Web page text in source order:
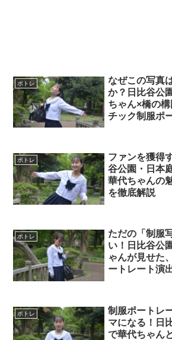
ポトレ
なぜこの写真
か？日比谷公
ちゃん×橋の
チック制服ポ
ポトレ
ファンを獲得
谷公園・日本
華代ちゃんの
を徹底解説
ポトレ
ただの「制服
い！日比谷公
ゃんが見せた
ートレート演
ポトレ
制服ポートレ
マになる！日
で華代ちゃん